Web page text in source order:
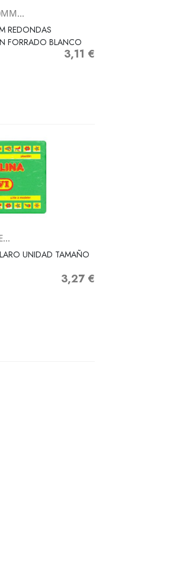
REDONDAS
FORRADO BLANCO
Precio
3,11 €
UNIDAD TAMAÑO
Precio
3,27 €